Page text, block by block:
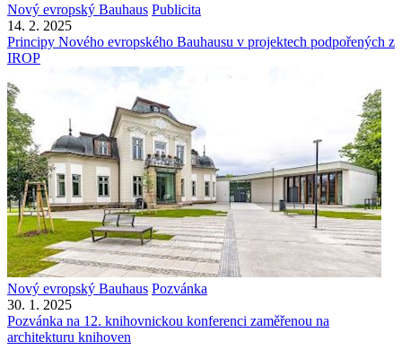
Nový evropský Bauhaus Publicita
14. 2. 2025
Principy Nového evropského Bauhausu v projektech podpořených z
IROP
Nový evropský Bauhaus Pozvánka
30. 1. 2025
Pozvánka na 12. knihovnickou konferenci zaměřenou na
architekturu knihoven